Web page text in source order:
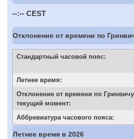
--:-- CEST
Отклонение от времени по
Стандартный часовой пояс:
Летнее время:
Отклонение от времени по
текущий момент:
Аббревиатура часового пояса:
Летнее время в 2026